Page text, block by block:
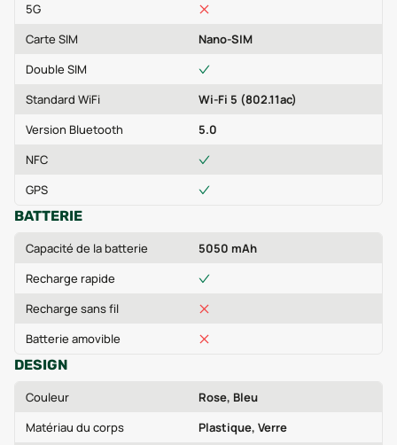
5G
Carte SIM
Nano-SIM
Double SIM
Standard WiFi
Wi-Fi 5 (802.11ac)
Version Bluetooth
5.0
NFC
GPS
BATTERIE
Capacité de la batterie
5050 mAh
Recharge rapide
Recharge sans fil
Batterie amovible
DESIGN
Couleur
Rose, Bleu
Matériau du corps
Plastique, Verre